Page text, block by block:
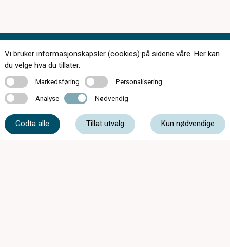
Kontakt oss
Vi bruker informasjonskapsler (cookies) på sidene våre. Her kan
du velge hva du tillater.
MarkedsføringMarkedsføring PersonaliseringPersonalisering
Analyse Analyse Nødvendig Nødvendig
Godta alle Tillat utvalg Kun nødvendige